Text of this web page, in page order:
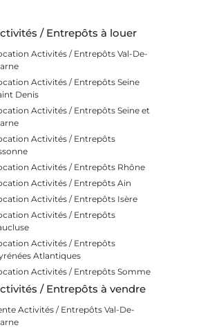
/ Entrepôts à louer
Activités / Entrepôts Val-De-
Activités / Entrepôts Seine
Denis
Activités / Entrepôts Seine et
Activités / Entrepôts
Activités / Entrepôts Rhône
Activités / Entrepôts Ain
Activités / Entrepôts Isère
Activités / Entrepôts
Activités / Entrepôts
Atlantiques
Activités / Entrepôts Somme
/ Entrepôts à vendre
Activités / Entrepôts Val-De-